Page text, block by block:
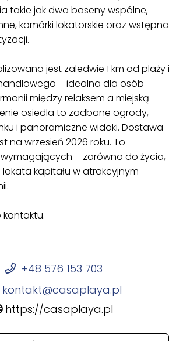
takie jak dwa baseny wspólne,
komórki lokatorskie oraz wstępna
jest zaledwie 1 km od plaży i
– idealna dla osób
między relaksem a miejską
osiedla to zadbane ogrody,
i panoramiczne widoki. Dostawa
na wrzesień 2026 roku. To
– zarówno do życia,
kapitału w atrakcyjnym
+48 576 153 703
kontakt@casaplaya.pl
https://casaplaya.pl